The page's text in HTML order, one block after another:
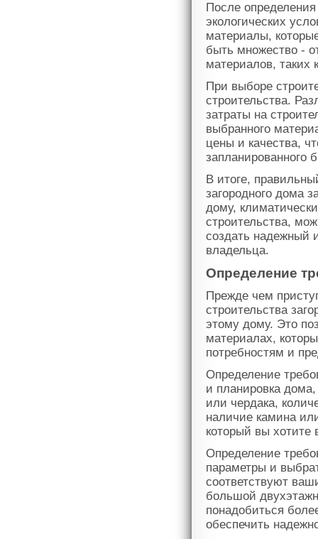
После
экологических
материалы,
быть множество -
материалов, таких
При выборе
строительства.
затраты на
выбранного
цены и качества,
запланированного
В итоге,
загородного дома
дому,
строительства,
создать надежный
владельца.
Определение
Прежде чем
строительства
этому дому. Это
материалах,
потребностям и
Определение
и планировка
или чердака,
наличие камина
который вы хотите
Определение
параметры и
соответствуют
большой
понадобиться
обеспечить